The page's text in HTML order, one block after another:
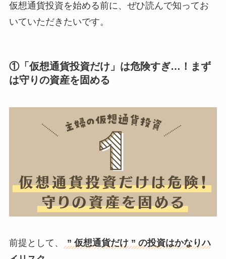
仮想通貨投資を始める前に、ぜひ読んで知ってお
いていただきたいです。
①「仮想通貨投資だけ」は危険すぎ…！まず
は守りの資産を固める
前提として、
” 仮想通貨だけ ” の投資はかなりハ